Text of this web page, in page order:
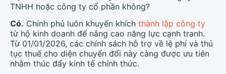
TNHH hoặc công ty cổ phần không?
Có. Chính phủ luôn khuyến khích thành lập công ty
từ hộ kinh doanh để nâng cao năng lực cạnh tranh.
Từ 01/01/2026, các chính sách hỗ trợ về lệ phí và thủ
tục thuế cho diện chuyển đổi này càng được ưu tiên
nhằm thúc đẩy kinh tế chính thức.